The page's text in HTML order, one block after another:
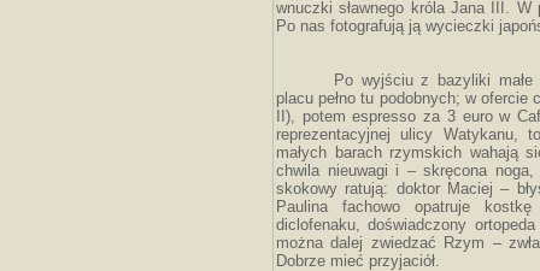
wnuczki sławnego króla Jana III.
Po nas fotografują ją wycieczki
Po wyjściu z bazyliki
placu pełno tu podobnych; w ofercie
II), potem espresso za 3 euro w
reprezentacyjnej ulicy Watykanu,
małych barach rzymskich wahają
chwila nieuwagi i – skręcona
skokowy ratują: doktor Maciej –
Paulina fachowo opatruje
diclofenaku, doświadczony
można dalej zwiedzać Rzym –
Dobrze mieć przyjaciół.